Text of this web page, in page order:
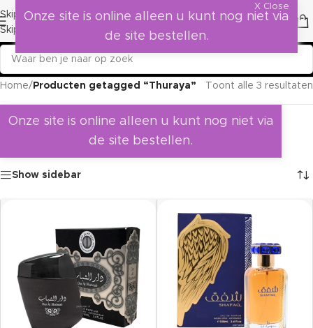
Skip to navigation
Skip to main content
Home/ Producten getagged “Thuraya” Toont alle 3 resultaten
Onze site is online alleen u kunt nog niet via
de site bestellen.
Show sidebar
X Close
Onze site is online alleen u kunt nog niet via
de site bestellen.